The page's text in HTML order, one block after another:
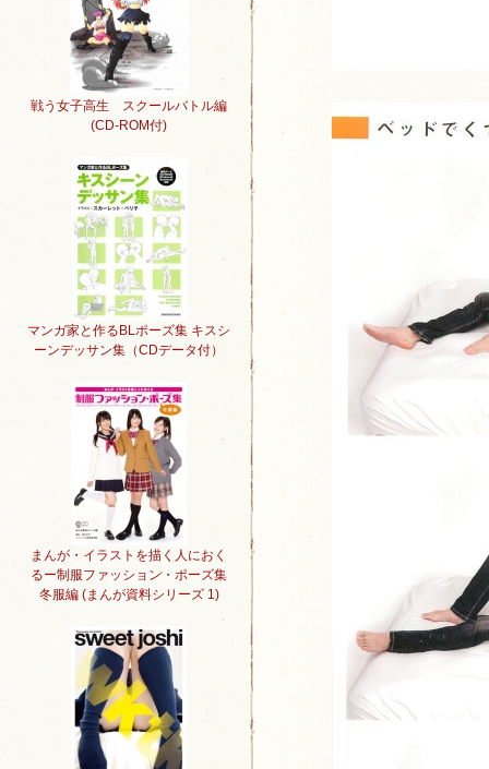
戦う女子高生 スクールバトル編
(CD-ROM付)
マンガ家と作るBLポーズ集 キスシ
ーンデッサン集（CDデータ付）
まんが・イラストを描く人におく
るー制服ファッション・ポーズ集
冬服編 (まんが資料シリーズ 1)